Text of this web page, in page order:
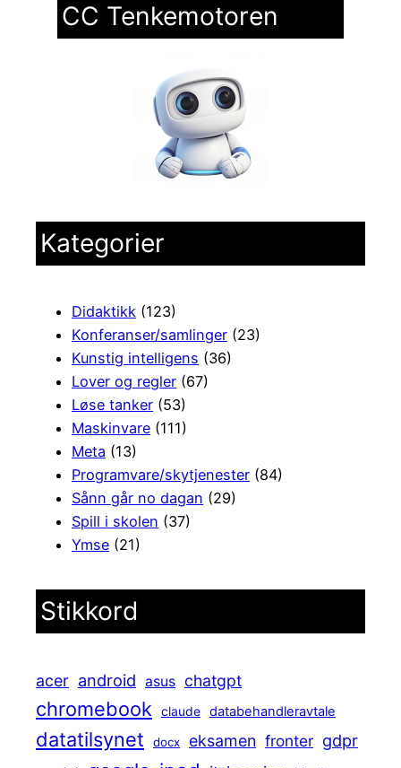
CC Tenkemotoren
Kategorier
Didaktikk (123)
Konferanser/samlinger (23)
Kunstig intelligens (36)
Lover og regler (67)
Løse tanker (53)
Maskinvare (111)
Meta (13)
Programvare/skytjenester (84)
Sånn går no dagan (29)
Spill i skolen (37)
Ymse (21)
Stikkord
acer android asus chatgpt
chromebook claude databehandleravtale
datatilsynet docx eksamen fronter gdpr